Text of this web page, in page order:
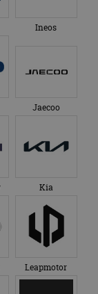
Ineos
Jaecoo
Kia
Leapmotor